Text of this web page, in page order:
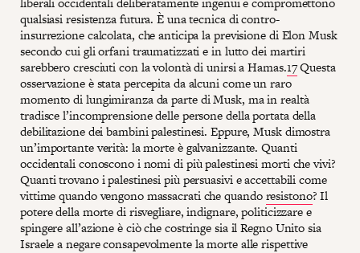
qualsiasi resistenza futura. È una tecnica di contro-
insurrezione calcolata, che anticipa la previsione di Elon Musk
secondo cui gli orfani traumatizzati e in lutto dei martiri
sarebbero cresciuti con la volontà di unirsi a Hamas.17Questa
osservazione è stata percepita da alcuni come un raro
momento di lungimiranza da parte di Musk, ma in realtà
tradisce l’incomprensione delle persone della portata della
debilitazione dei bambini palestinesi. Eppure, Musk dimostra
un’importante verità: la morte è galvanizzante. Quanti
occidentali conoscono i nomi di più palestinesi morti che vivi?
Quanti trovano i palestinesi più persuasivi e accettabili come
vittime quando vengono massacrati che quandoresistono? Il
potere della morte di risvegliare, indignare, politicizzare e
spingere all’azione è ciò che costringe sia il Regno Unito sia
Israele a negare consapevolmente la morte alle rispettive